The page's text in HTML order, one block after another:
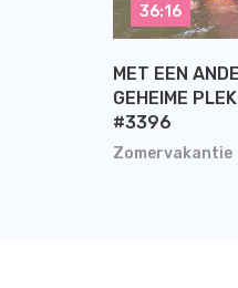
Zomervakantie
MET EEN
GEHEIME
#3396
36:16